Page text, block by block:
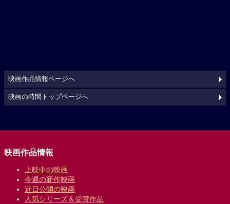
映画作品情報ページへ
映画の時間トップページへ
映画作品情報
上映中の映画
今週の新作映画
近日公開の映画
人気シリーズ＆受賞作品